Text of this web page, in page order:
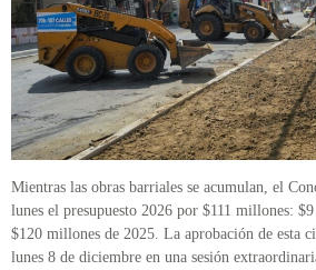
Mientras las obras barriales se acumulan, el
lunes el presupuesto 2026 por $111 millones:
$120 millones de 2025. La aprobación de esta
lunes 8 de diciembre en una sesión